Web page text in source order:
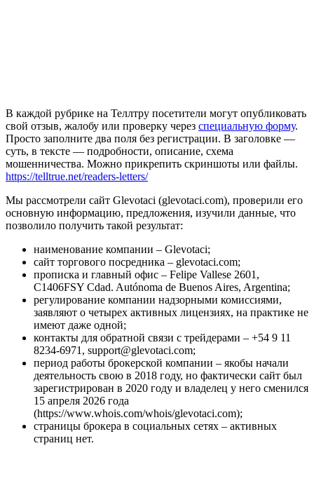
В каждой рубрике на Теллтру посетители могут опубликовать
свой отзыв, жалобу или проверку через специальную форму.
Просто заполните два поля без регистрации. В заголовке —
суть, в тексте — подробности, описание, схема
мошенничества. Можно прикрепить скриншоты или файлы.
https://telltrue.net/readers-letters/
Мы рассмотрели сайт Glevotaci (glevotaci.com), проверили его
основную информацию, предложения, изучили данные, что
позволило получить такой результат:
наименование компании – Glevotaci;
сайт торгового посредника – glevotaci.com;
прописка и главный офис – Felipe Vallese 2601,
C1406FSY Cdad. Autónoma de Buenos Aires, Argentina;
регулирование компании надзорными комиссиями,
заявляют о четырех активных лицензиях, на практике не
имеют даже одной;
контакты для обратной связи с трейдерами – +54 9 11
8234-6971, support@glevotaci.com;
период работы брокерской компании – якобы начали
деятельность свою в 2018 году, но фактически сайт был
зарегистрирован в 2020 году и владелец у него сменился
15 апреля 2026 года
(https://www.whois.com/whois/glevotaci.com);
страницы брокера в социальных сетях – активных
страниц нет.